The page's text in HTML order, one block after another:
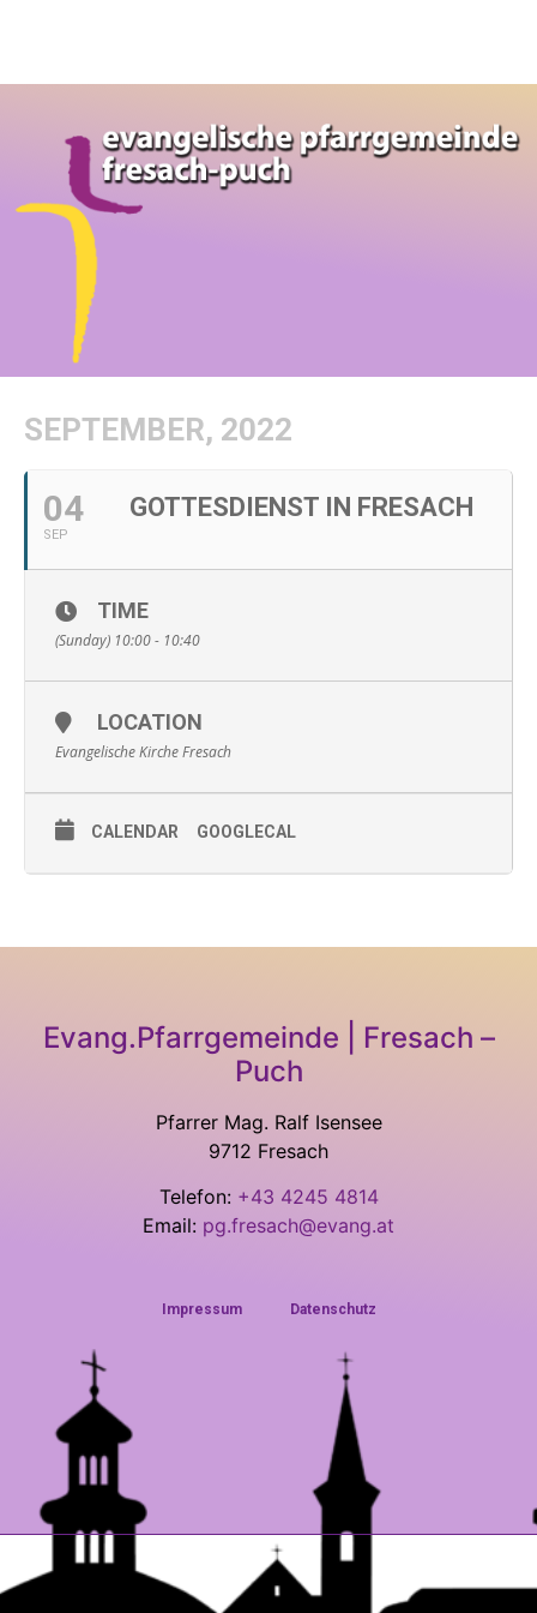
SEPTEMBER, 2022
04
SEP
GOTTESDIENST IN FRESACH
TIME
(Sunday) 10:00 - 10:40
LOCATION
Evangelische Kirche Fresach
CALENDAR GOOGLECAL
Evang.Pfarrgemeinde | Fresach –
Puch
Pfarrer Mag. Ralf Isensee
9712 Fresach
Telefon: +43 4245 4814
Email: pg.fresach@evang.at
Impressum Datenschutz